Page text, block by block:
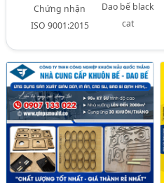
Chứng nhận
ISO 9001:2015
Dao bế black
cat